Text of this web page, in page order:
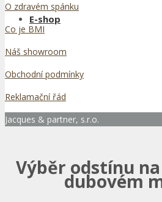
E-shop
O zdravém spánku
Co je BMI
Náš showroom
Obchodní podmínky
Reklamační řád
Jacques & partner, s.r.o.
Výběr odstínu
dubovém